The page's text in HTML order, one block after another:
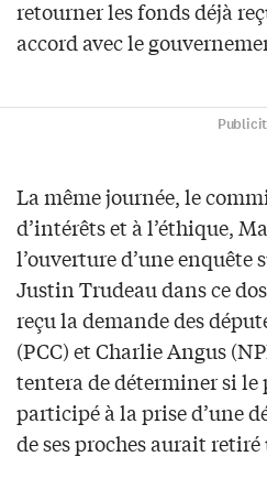
retourner les fonds déjà
accord avec le
La même journée, le
d’intérêts et à l’éthique,
l’ouverture d’une enquête
Justin Trudeau dans ce
reçu la demande des
(PCC) et Charlie Angus
tentera de déterminer si
participé à la prise d’une
de ses proches aurait